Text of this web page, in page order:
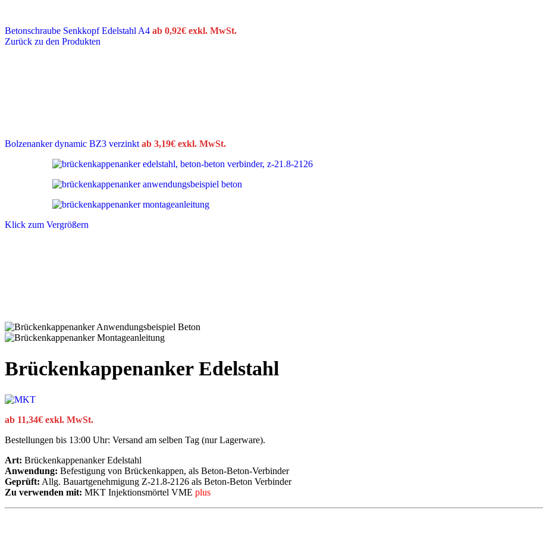
Betonschraube Senkkopf Edelstahl A4 ab 0,92€ exkl. MwSt.
Zurück zu den Produkten
Bolzenanker dynamic BZ3 verzinkt ab 3,19€ exkl. MwSt.
Klick zum Vergrößern
Brückenkappenanker Edelstahl
ab 11,34€ exkl. MwSt.
Bestellungen bis 13:00 Uhr: Versand am selben Tag (nur Lagerware).
Art: Brückenkappenanker Edelstahl
Anwendung: Befestigung von Brückenkappen, als Beton-Beton-Verbinder
Geprüft: Allg. Bauartgenehmigung Z-21.8-2126 als Beton-Beton Verbinder
Zu verwenden mit: MKT Injektionsmörtel VME plus